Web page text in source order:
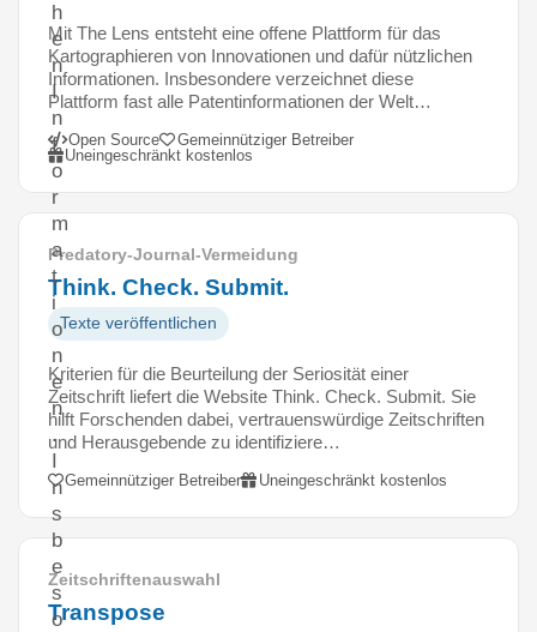
h
e
n
I
n
f
o
r
m
a
t
i
o
n
e
n
.
I
n
s
b
e
s
o
Mit The Lens entsteht eine offene Plattform für das
Kartographieren von Innovationen und dafür nützlichen
Informationen. Insbesondere verzeichnet diese
Plattform fast alle Patentinformationen der Welt…
Open Source
Gemeinnütziger Betreiber
Uneingeschränkt kostenlos
Predatory-Journal-Vermeidung
Think. Check. Submit.
Texte veröffentlichen
Kriterien für die Beurteilung der Seriosität einer
Zeitschrift liefert die Website Think. Check. Submit. Sie
hilft Forschenden dabei, vertrauenswürdige Zeitschriften
und Herausgebende zu identifiziere…
Gemeinnütziger Betreiber Uneingeschränkt kostenlos
Zeitschriftenauswahl
Transpose